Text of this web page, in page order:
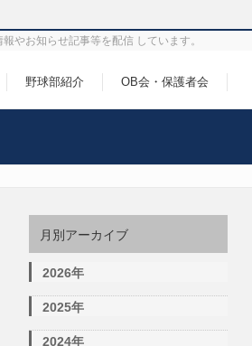
やお知らせ記事等を配信 しています。
野球部紹介 OB会・保護者会
月別アーカイブ
2026年
2025年
2024年